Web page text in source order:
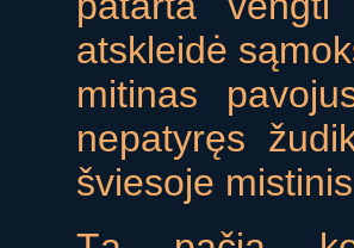
atskleidė
mitinas
nepatyręs
šviesoje